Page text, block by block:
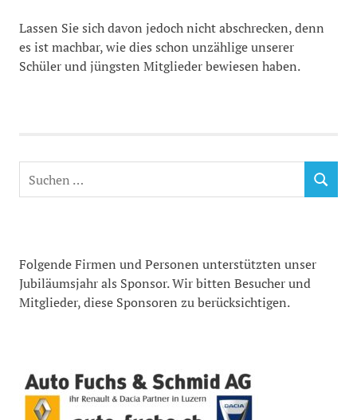
Lassen Sie sich davon jedoch nicht abschrecken, denn
es ist machbar, wie dies schon unzählige unserer
Schüler und jüngsten Mitglieder bewiesen haben.
Suchen
nach:
SUCHEN
Folgende Firmen und Personen unterstützten unser
Jubiläumsjahr als Sponsor. Wir bitten Besucher und
Mitglieder, diese Sponsoren zu berücksichtigen.